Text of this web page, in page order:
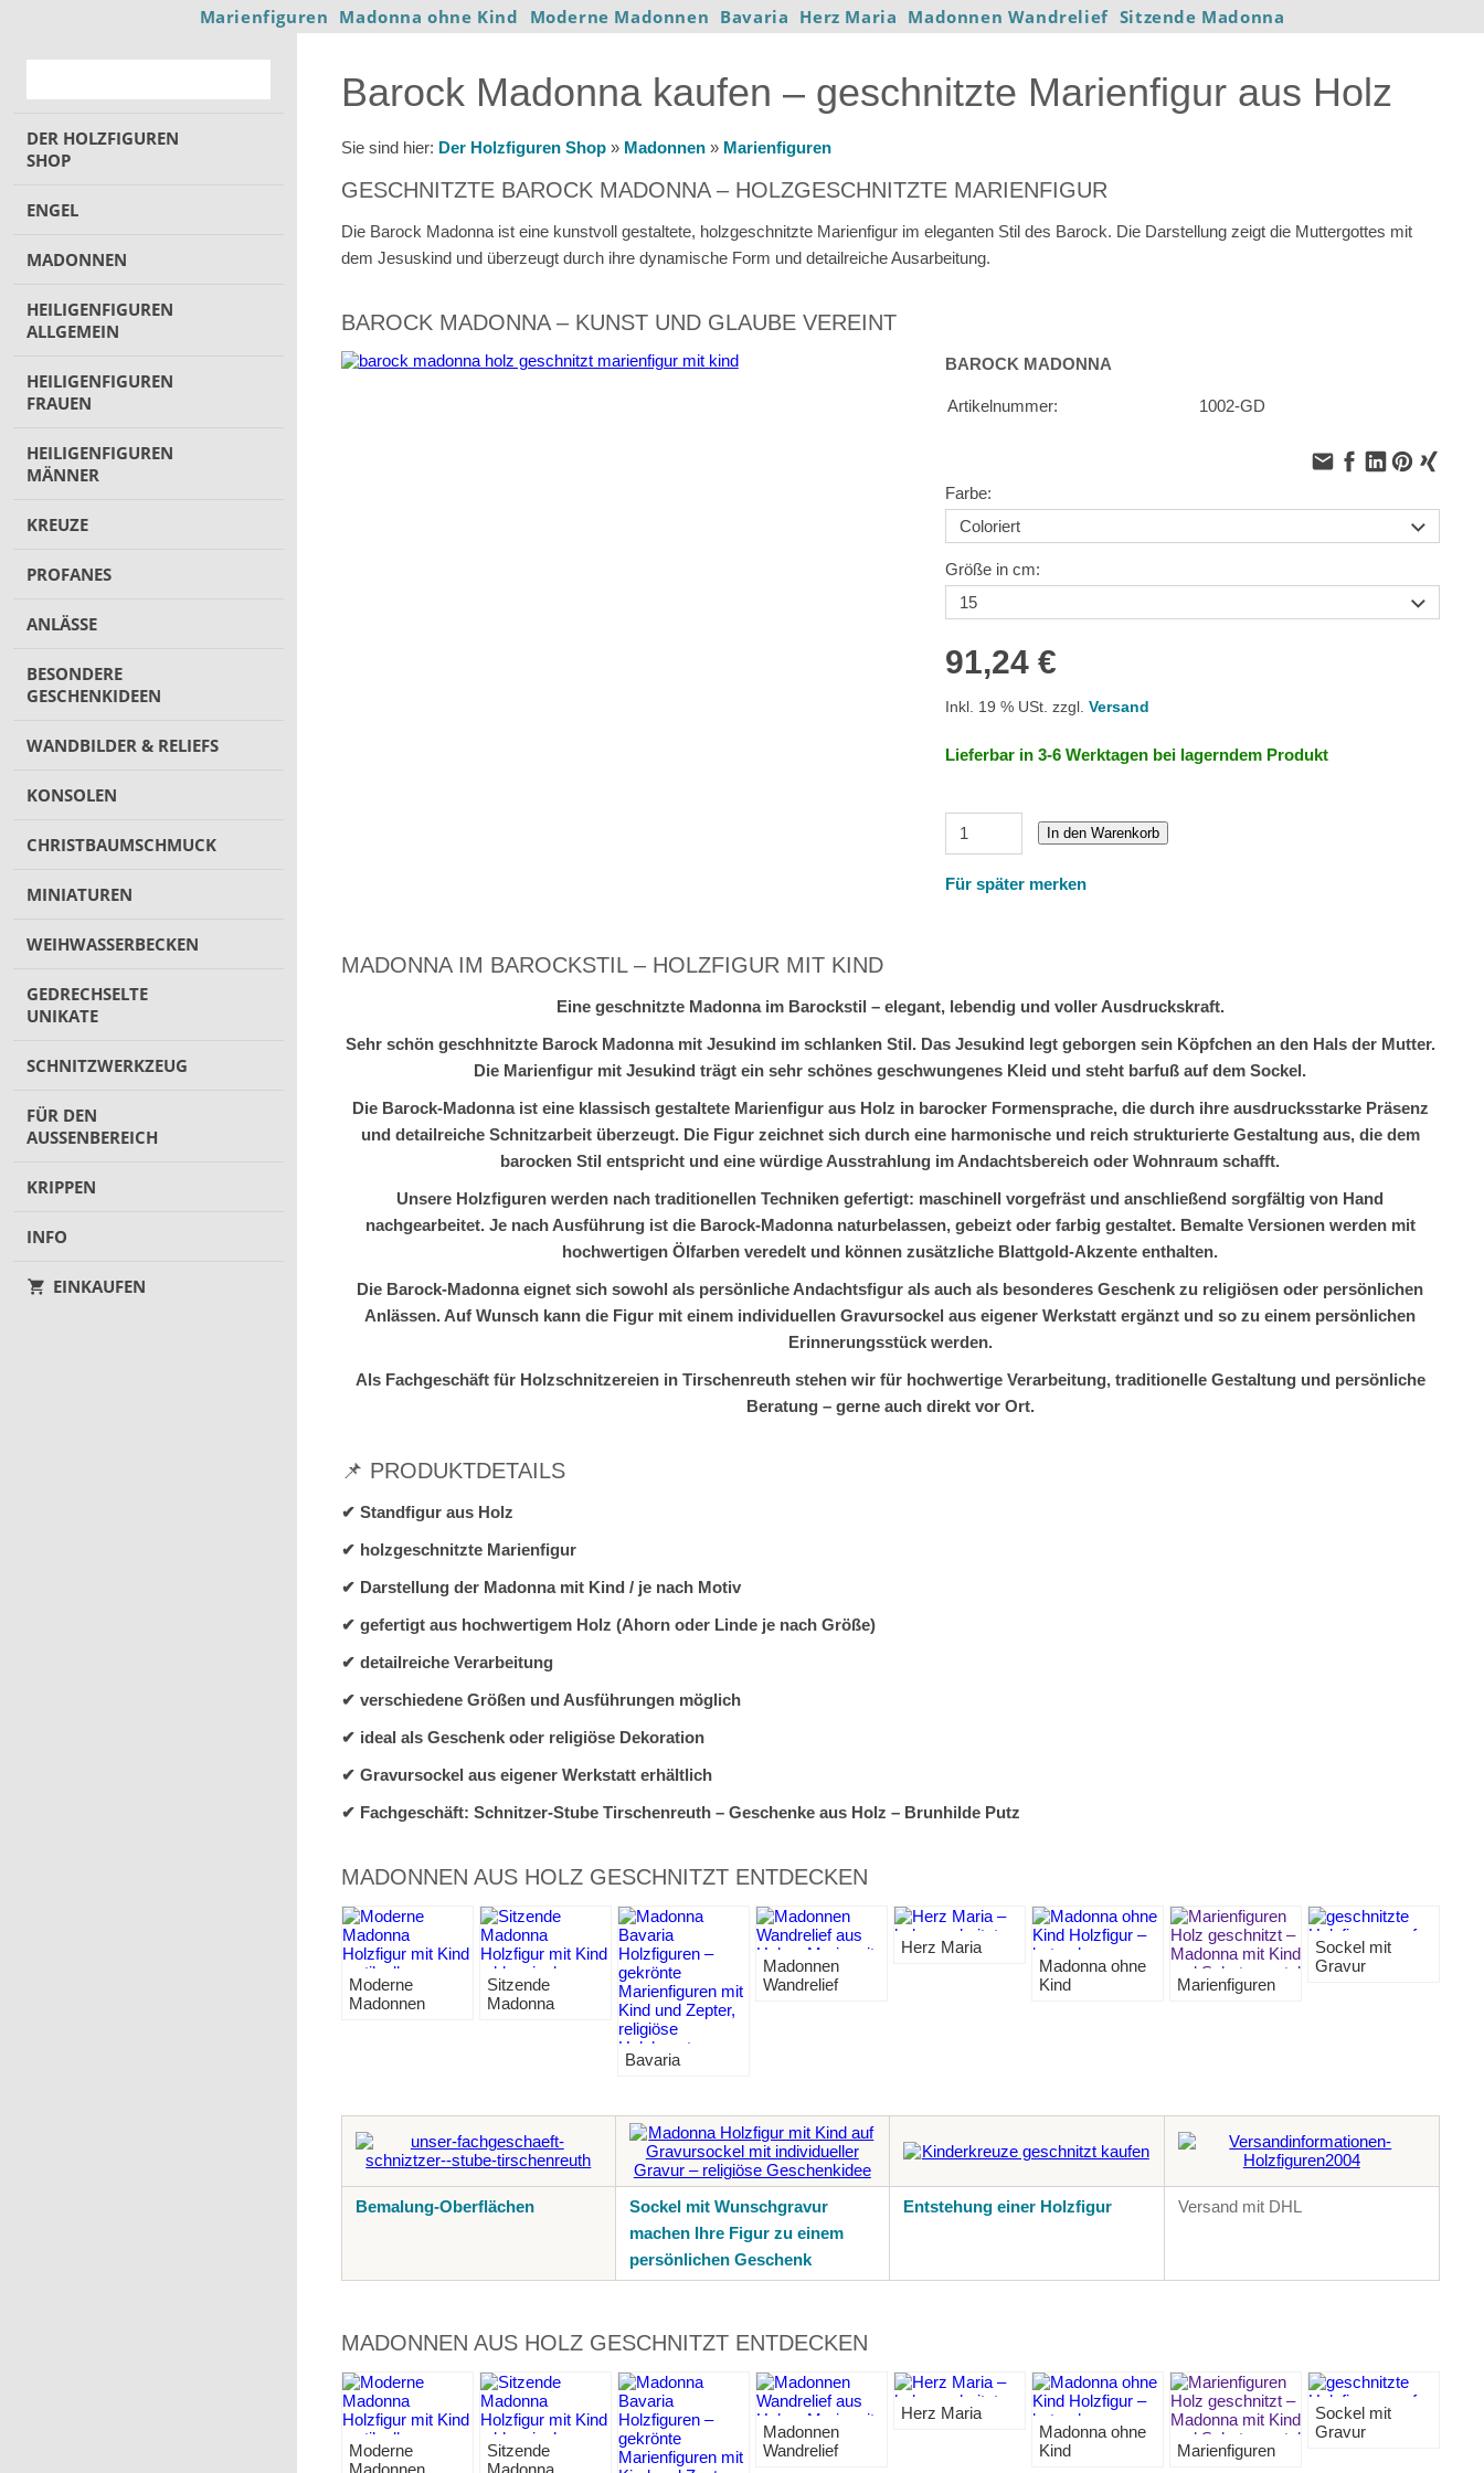
Marienfiguren Madonna ohne Kind Moderne Madonnen Bavaria Herz Maria Madonnen Wandrelief Sitzende Madonna
DER HOLZFIGUREN
SHOP
ENGEL
MADONNEN
HEILIGENFIGUREN
ALLGEMEIN
HEILIGENFIGUREN
FRAUEN
HEILIGENFIGUREN
MÄNNER
KREUZE
PROFANES
ANLÄSSE
BESONDERE
GESCHENKIDEEN
WANDBILDER & RELIEFS
KONSOLEN
CHRISTBAUMSCHMUCK
MINIATUREN
WEIHWASSERBECKEN
GEDRECHSELTE
UNIKATE
SCHNITZWERKZEUG
FÜR DEN
AUSSENBEREICH
KRIPPEN
INFO
EINKAUFEN
Barock Madonna kaufen – geschnitzte Marienfigur aus Holz
Sie sind hier: Der Holzfiguren Shop» Madonnen» Marienfiguren
GESCHNITZTE BAROCK MADONNA – HOLZGESCHNITZTE MARIENFIGUR
Die Barock Madonna ist eine kunstvoll gestaltete, holzgeschnitzte Marienfigur im eleganten Stil des Barock. Die Darstellung zeigt die Muttergottes mit
dem Jesuskind und überzeugt durch ihre dynamische Form und detailreiche Ausarbeitung.
BAROCK MADONNA – KUNST UND GLAUBE VEREINT
BAROCK MADONNA
Artikelnummer: 1002-GD
Farbe:
Größe in cm:
91,24 €
Inkl. 19 % USt. zzgl.Versand
Lieferbar in 3-6 Werktagen bei lagerndem Produkt
In den Warenkorb
Für später merken
MADONNA IM BAROCKSTIL – HOLZFIGUR MIT KIND
Eine geschnitzte Madonna im Barockstil – elegant, lebendig und voller Ausdruckskraft.
Sehr schön geschhnitzte Barock Madonna mit Jesukind im schlanken Stil. Das Jesukind legt geborgen sein Köpfchen an den Hals der Mutter.
Die Marienfigur mit Jesukind trägt ein sehr schönes geschwungenes Kleid und steht barfuß auf dem Sockel.
Die Barock-Madonna ist eine klassisch gestaltete Marienfigur aus Holz in barocker Formensprache, die durch ihre ausdrucksstarke Präsenz
und detailreiche Schnitzarbeit überzeugt. Die Figur zeichnet sich durch eine harmonische und reich strukturierte Gestaltung aus, die dem
barocken Stil entspricht und eine würdige Ausstrahlung im Andachtsbereich oder Wohnraum schafft.
Unsere Holzfiguren werden nach traditionellen Techniken gefertigt: maschinell vorgefräst und anschließend sorgfältig von Hand
nachgearbeitet. Je nach Ausführung ist die Barock-Madonna naturbelassen, gebeizt oder farbig gestaltet. Bemalte Versionen werden mit
hochwertigen Ölfarben veredelt und können zusätzliche Blattgold-Akzente enthalten.
Die Barock-Madonna eignet sich sowohl als persönliche Andachtsfigur als auch als besonderes Geschenk zu religiösen oder persönlichen
Anlässen. Auf Wunsch kann die Figur mit einem individuellen Gravursockel aus eigener Werkstatt ergänzt und so zu einem persönlichen
Erinnerungsstück werden.
Als Fachgeschäft für Holzschnitzereien in Tirschenreuth stehen wir für hochwertige Verarbeitung, traditionelle Gestaltung und persönliche
Beratung – gerne auch direkt vor Ort.
📌 PRODUKTDETAILS
✔ Standfigur aus Holz
✔ holzgeschnitzte Marienfigur
✔ Darstellung der Madonna mit Kind / je nach Motiv
✔ gefertigt aus hochwertigem Holz (Ahorn oder Linde je nach Größe)
✔ detailreiche Verarbeitung
✔ verschiedene Größen und Ausführungen möglich
✔ ideal als Geschenk oder religiöse Dekoration
✔ Gravursockel aus eigener Werkstatt erhältlich
✔ Fachgeschäft: Schnitzer-Stube Tirschenreuth – Geschenke aus Holz – Brunhilde Putz
MADONNEN AUS HOLZ GESCHNITZT ENTDECKEN
Moderne
Madonnen
Sitzende
Madonna
Bavaria
Madonnen
Wandrelief
Herz Maria
Madonna ohne
Kind
Marienfiguren
Sockel mit
Gravur
Bemalung-Oberflächen
Sockel mit Wunschgravur
machen Ihre Figur zu einem
persönlichen Geschenk
Entstehung einer Holzfigur Versand mit DHL
MADONNEN AUS HOLZ GESCHNITZT ENTDECKEN
Moderne
Madonnen
Sitzende
Madonna
Madonnen
Wandrelief
Herz Maria
Madonna ohne
Kind
Marienfiguren
Sockel mit
Gravur